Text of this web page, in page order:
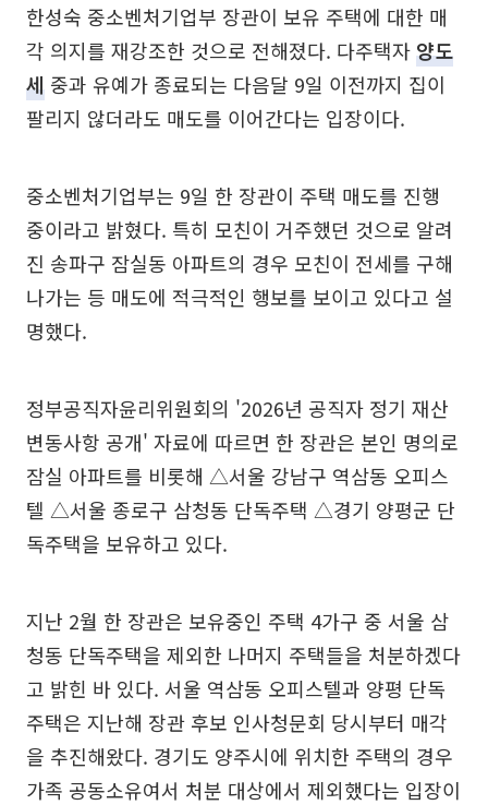
한성숙 중소벤처기업부 장관이 보유 주택에 대한 매
각 의지를 재강조한 것으로 전해졌다. 다주택자양도
세 중과 유예가 종료되는 다음달 9일 이전까지 집이
팔리지 않더라도 매도를 이어간다는 입장이다.
중소벤처기업부는 9일 한 장관이 주택 매도를 진행
중이라고 밝혔다. 특히 모친이 거주했던 것으로 알려
진 송파구 잠실동 아파트의 경우 모친이 전세를 구해
나가는 등 매도에 적극적인 행보를 보이고 있다고 설
명했다.
정부공직자윤리위원회의 '2026년 공직자 정기 재산
변동사항 공개' 자료에 따르면 한 장관은 본인 명의로
잠실 아파트를 비롯해 △서울 강남구 역삼동 오피스
텔 △서울 종로구 삼청동 단독주택 △경기 양평군 단
독주택을 보유하고 있다.
지난 2월 한 장관은 보유중인 주택 4가구 중 서울 삼
청동 단독주택을 제외한 나머지 주택들을 처분하겠다
고 밝힌 바 있다. 서울 역삼동 오피스텔과 양평 단독
주택은 지난해 장관 후보 인사청문회 당시부터 매각
을 추진해왔다. 경기도 양주시에 위치한 주택의 경우
가족 공동소유여서 처분 대상에서 제외했다는 입장이